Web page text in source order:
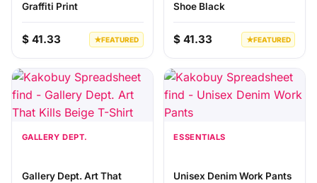
Graffiti Print
$ 41.33 ★FEATURED
Shoe Black
$ 41.33 ★FEATURED
GALLERY DEPT.
Gallery Dept. Art That
ESSENTIALS
Unisex Denim Work Pants